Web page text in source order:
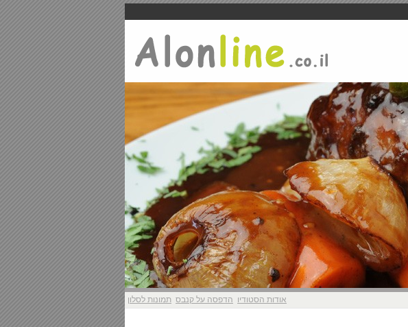
אודות הסטודיו הדפסה על קנבס תמונות לסלון